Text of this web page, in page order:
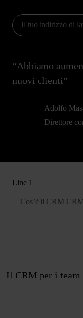
“Abbiamo
nuovi clienti”
Adolfo
Direttore
Line 1
Cos’è il CRM
Il CRM per i